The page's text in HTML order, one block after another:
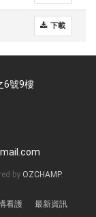
下載
6號9樓
by OZCHAMP.
看護
最新資訊